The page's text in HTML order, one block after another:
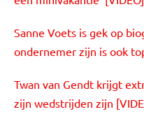
Sanne Voets is gek op
ondernemer zijn is ook
Twan van Gendt krijgt
zijn wedstrijden zijn